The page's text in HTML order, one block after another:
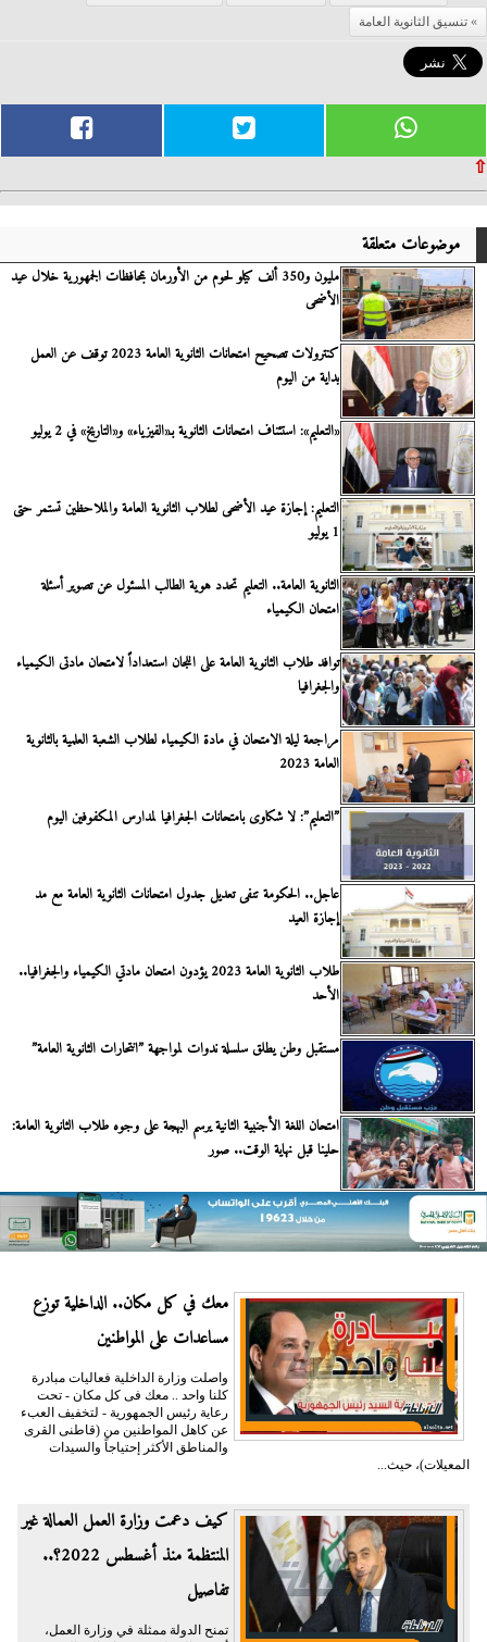
تنسيق الثانوية العامة
⇧
موضوعات متعلقة
مليون و350 ألف كيلو لحوم من الأورمان بمحافظات الجمهورية خلال عيد
الأضحى
كنترولات تصحيح امتحانات الثانوية العامة 2023 توقف عن العمل
بداية من اليوم
«التعليم»: استئناف امتحانات الثانوية بـ«الفيزياء» و«التاريخ» في 2 يوليو
التعليم: إجازة عيد الأضحى لطلاب الثانوية العامة والملاحظين تستمر حتى
1 يوليو
الثانوية العامة.. التعليم تحدد هوية الطالب المسئول عن تصوير أسئلة
امتحان الكيمياء
توافد طلاب الثانوية العامة على اللجان استعداداً لامتحان مادتى الكيمياء
والجغرافيا
مراجعة ليلة الامتحان في مادة الكيمياء لطلاب الشعبة العلمية بالثانوية
العامة 2023
”التعليم”: لا شكاوى بامتحانات الجغرافيا لمدارس المكفوفين اليوم
عاجل.. الحكومة تنفى تعديل جدول امتحانات الثانوية العامة مع مد
إجازة العيد
طلاب الثانوية العامة 2023 يؤدون امتحان مادتي الكيمياء والجغرافيا..
الأحد
مستقبل وطن يطلق سلسلة ندوات لمواجهة ”انتحارات الثانوية العامة”
امتحان اللغة الأجنبية الثانية يرسم البهجة على وجوه طلاب الثانوية العامة:
حلينا قبل نهاية الوقت.. صور
معك في كل مكان.. الداخلية توزع
مساعدات على المواطنين
واصلت وزارة الداخلية فعاليات مبادرة
كلنا واحد .. معك فى كل مكان - تحت
رعاية رئيس الجمهورية - لتخفيف العبء
عن كاهل المواطنين من (قاطنى القرى
والمناطق الأكثر إحتياجاً والسيدات
المعيلات)، حيث...
كيف دعمت وزارة العمل العمالة غير
المنتظمة منذ أغسطس 2022؟..
تفاصيل
تمنح الدولة ممثلة في وزارة العمل،